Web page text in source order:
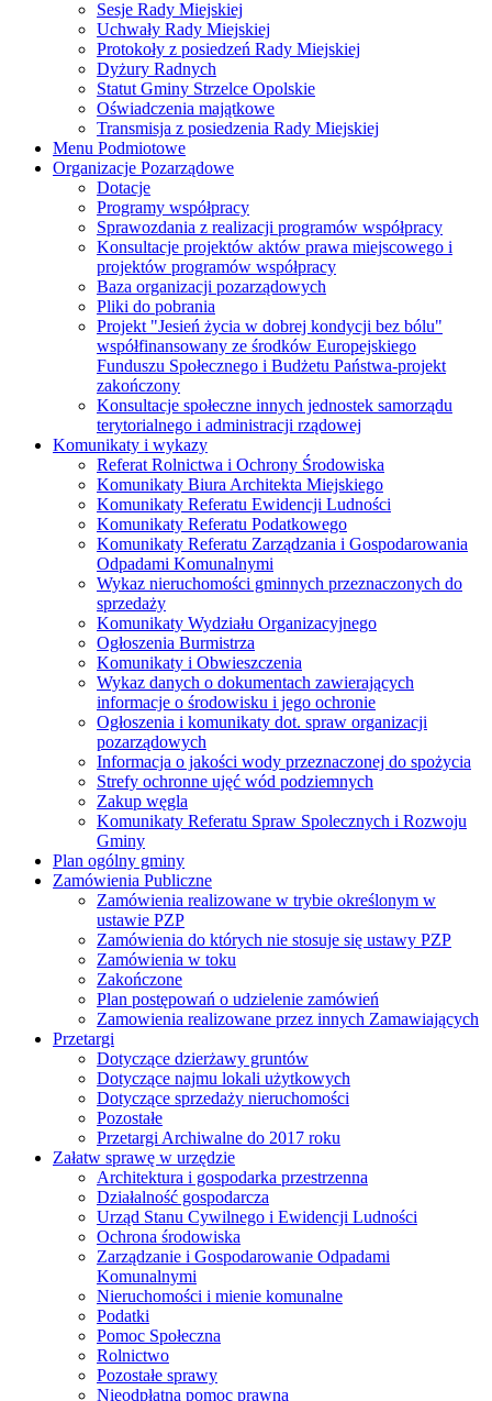
Sesje Rady Miejskiej
Uchwały Rady Miejskiej
Protokoły z posiedzeń Rady Miejskiej
Dyżury Radnych
Statut Gminy Strzelce Opolskie
Oświadczenia majątkowe
Transmisja z posiedzenia Rady Miejskiej
Menu Podmiotowe
Organizacje Pozarządowe
Dotacje
Programy współpracy
Sprawozdania z realizacji programów współpracy
Konsultacje projektów aktów prawa miejscowego i
projektów programów współpracy
Baza organizacji pozarządowych
Pliki do pobrania
Projekt "Jesień życia w dobrej kondycji bez bólu"
współfinansowany ze środków Europejskiego
Funduszu Społecznego i Budżetu Państwa-projekt
zakończony
Konsultacje społeczne innych jednostek samorządu
terytorialnego i administracji rządowej
Komunikaty i wykazy
Referat Rolnictwa i Ochrony Środowiska
Komunikaty Biura Architekta Miejskiego
Komunikaty Referatu Ewidencji Ludności
Komunikaty Referatu Podatkowego
Komunikaty Referatu Zarządzania i Gospodarowania
Odpadami Komunalnymi
Wykaz nieruchomości gminnych przeznaczonych do
sprzedaży
Komunikaty Wydziału Organizacyjnego
Ogłoszenia Burmistrza
Komunikaty i Obwieszczenia
Wykaz danych o dokumentach zawierających
informacje o środowisku i jego ochronie
Ogłoszenia i komunikaty dot. spraw organizacji
pozarządowych
Informacja o jakości wody przeznaczonej do spożycia
Strefy ochronne ujęć wód podziemnych
Zakup węgla
Komunikaty Referatu Spraw Spolecznych i Rozwoju
Gminy
Plan ogólny gminy
Zamówienia Publiczne
Zamówienia realizowane w trybie określonym w
ustawie PZP
Zamówienia do których nie stosuje się ustawy PZP
Zamówienia w toku
Zakończone
Plan postępowań o udzielenie zamówień
Zamowienia realizowane przez innych Zamawiających
Przetargi
Dotyczące dzierżawy gruntów
Dotyczące najmu lokali użytkowych
Dotyczące sprzedaży nieruchomości
Pozostałe
Przetargi Archiwalne do 2017 roku
Załatw sprawę w urzędzie
Architektura i gospodarka przestrzenna
Działalność gospodarcza
Urząd Stanu Cywilnego i Ewidencji Ludności
Ochrona środowiska
Zarządzanie i Gospodarowanie Odpadami
Komunalnymi
Nieruchomości i mienie komunalne
Podatki
Pomoc Społeczna
Rolnictwo
Pozostałe sprawy
Nieodpłatna pomoc prawna